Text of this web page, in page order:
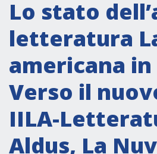
Segreteria Culturale
Segreteria Socio-
Segreteria Tecnico
Forum PMI
Conferenze Italia-
Rete per la promozione
genere
Lo stato
letteratura
americana
Verso il
IILA-
Aldus, La